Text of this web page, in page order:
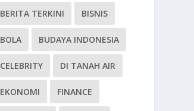
BERITA TERKINI BISNIS
BOLA BUDAYA INDONESIA
CELEBRITY DI TANAH AIR
EKONOMI FINANCE